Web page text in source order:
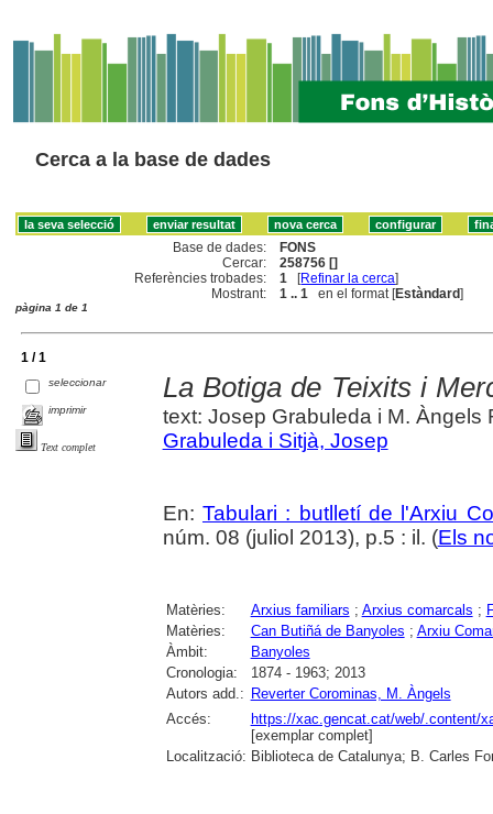
Cerca a la base de dades
Base de dades:
FONS
Cercar:
258756 []
Referències trobades:
1 [Refinar la cerca]
Mostrant:
1 .. 1 en el format [Estàndard]
pàgina 1 de 1
1 / 1
seleccionar
imprimir
Text complet
La Botiga de Teixits i
text: Josep Grabuleda i M. Àngels
Grabuleda i Sitjà, Josep
En: Tabulari : butlletí de l'Arxiu
núm. 08 (juliol 2013), p.5 : il. (Els
Matèries: Arxius familiars ; Arxius comarcals ;
Matèries:
Can Butiñá de Banyoles ; Arxiu
Àmbit:
Banyoles
Cronologia:
1874 - 1963; 2013
Autors add.: Reverter Corominas, M. Àngels
Accés:
https://xac.gencat.cat/web/.content/
[exemplar complet]
Localització: Biblioteca de Catalunya; B. Carles